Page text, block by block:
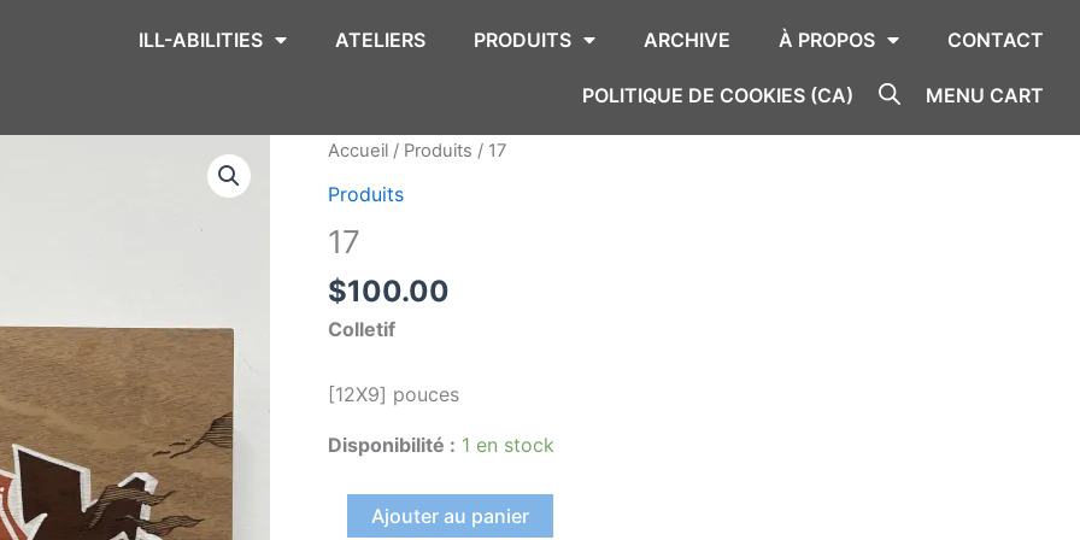
ILL-ABILITIES ATELIERS PRODUITS ARCHIVE À PROPOS CONTACT
POLITIQUE DE COOKIES (CA) MENU CART
Accueil / Produits / 17
Produits
17
$100.00
Colletif
[12X9] pouces
Disponibilité : 1 en stock
quantité
de
Ajouter au panier